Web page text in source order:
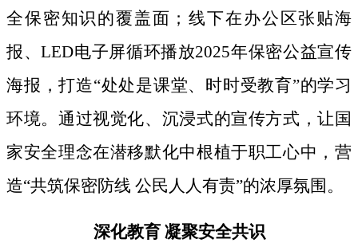
全保密知识的覆盖面；线下在办公区张贴海
报、LED电子屏循环播放2025年保密公益宣传
海报，打造“处处是课堂、时时受教育”的学习
环境。通过视觉化、沉浸式的宣传方式，让国
家安全理念在潜移默化中根植于职工心中，营
造“共筑保密防线 公民人人有责”的浓厚氛围。
深化教育凝聚安全共识